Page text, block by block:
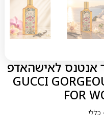
אנטנס לאישהאדפ
GUCCI
FOR
כללי